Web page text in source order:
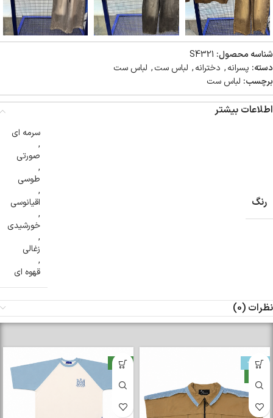
شناسه محصول: S4321
دسته: پسرانه, دخترانه, لباس ست, لباس ست
برچسب: لباس ست
اطلاعات بیشتر
رنگ
سرمه ای
,
صورتی
,
طوسی
,
اقیانوسی
,
خورشیدی
,
زغالی
,
قهوه ای
نظرات (0)
-33%
جدید